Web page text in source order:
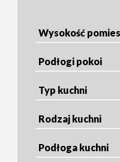
Wysokość
Podłogi pokoi
Typ kuchni
Rodzaj kuchni
Podłoga kuchni